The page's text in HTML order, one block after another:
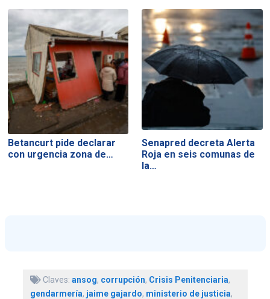
Betancurt pide declarar
con urgencia zona de…
Senapred decreta Alerta
Roja en seis comunas de
la…
Claves: ansog, corrupción, Crisis Penitenciaria,
gendarmería, jaime gajardo, ministerio de justicia,